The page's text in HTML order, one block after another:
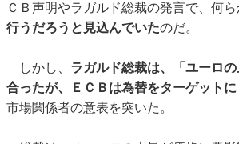
ＣＢ声明やラガルド総裁の発言で、何
行うだろうと見込んでいたのだ。
しかし、 ラガルド総裁は、「ユーロ
合ったが、ＥＣＢは為替をターゲット
市場関係者の意表を突いた。